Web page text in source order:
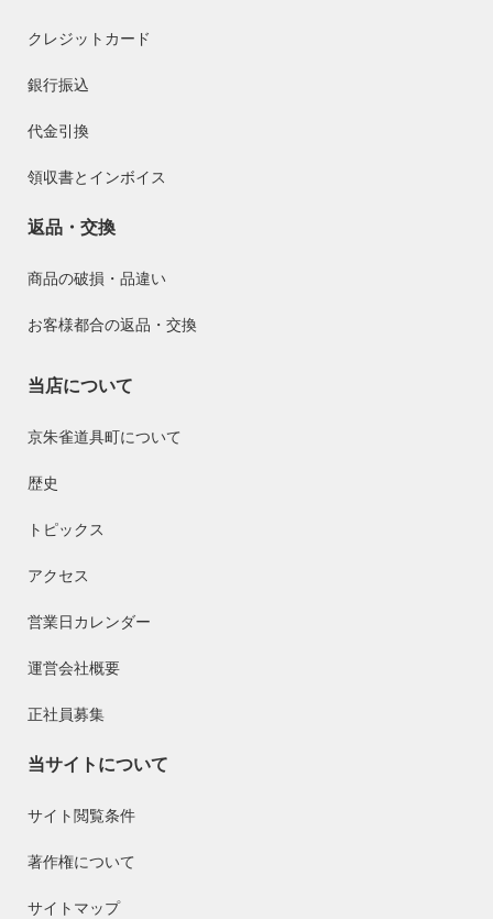
クレジットカード
銀行振込
代金引換
領収書とインボイス
返品・交換
商品の破損・品違い
お客様都合の返品・交換
当店について
京朱雀道具町について
歴史
トピックス
アクセス
営業日カレンダー
運営会社概要
正社員募集
当サイトについて
サイト閲覧条件
著作権について
サイトマップ